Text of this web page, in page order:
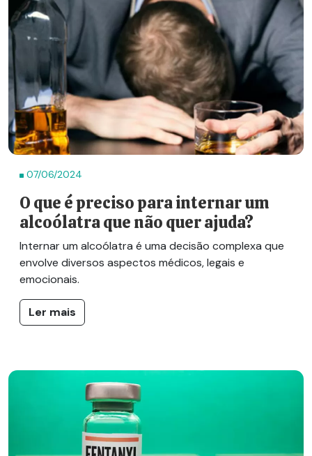
07/06/2024
O que é preciso para internar um
alcoólatra que não quer ajuda?
Internar um alcoólatra é uma decisão complexa que
envolve diversos aspectos médicos, legais e
emocionais.
Ler mais